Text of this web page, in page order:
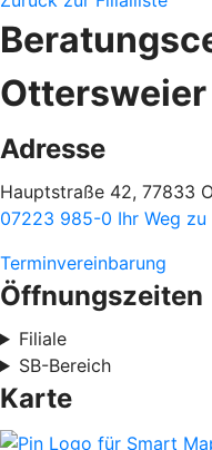
Ottersweier
Adresse
Hauptstraße 42, 77833
07223 985-0 Ihr Weg zu
Terminvereinbarung
Öffnungszeiten
Filiale
SB-Bereich
Karte